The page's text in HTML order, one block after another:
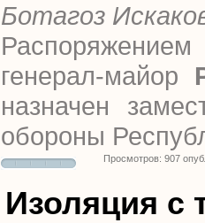
Ботагоз
Распоряжением
генерал-майор
назначен
обороны
Просмотров: 907
Изоляция с